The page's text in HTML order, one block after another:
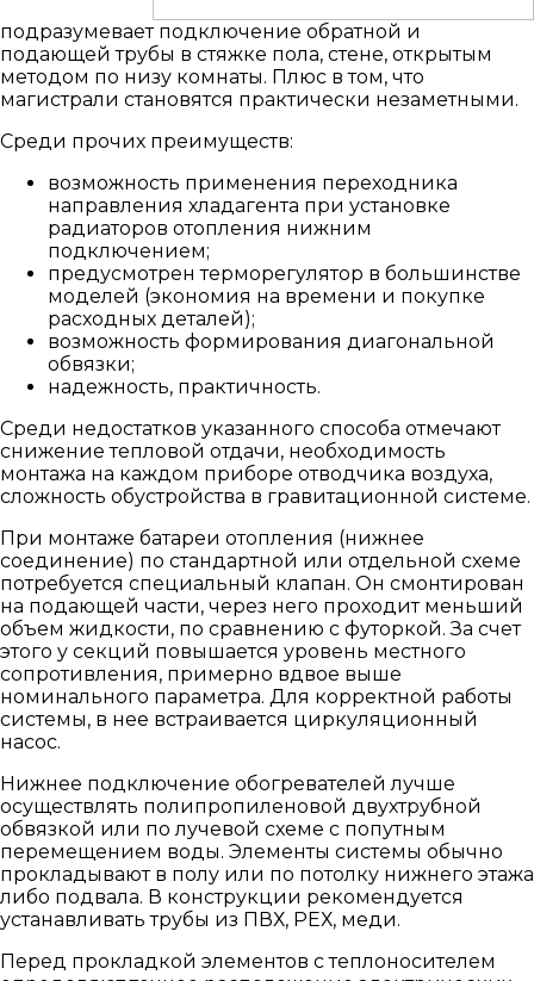
подразумевает подключение обратной и
подающей трубы в стяжке пола, стене, открытым
методом по низу комнаты. Плюс в том, что
магистрали становятся практически незаметными.
Среди прочих преимуществ:
возможность применения переходника
направления хладагента при установке
радиаторов отопления нижним
подключением;
предусмотрен терморегулятор в большинстве
моделей (экономия на времени и покупке
расходных деталей);
возможность формирования диагональной
обвязки;
надежность, практичность.
Среди недостатков указанного способа отмечают
снижение тепловой отдачи, необходимость
монтажа на каждом приборе отводчика воздуха,
сложность обустройства в гравитационной системе.
При монтаже батареи отопления (нижнее
соединение) по стандартной или отдельной схеме
потребуется специальный клапан. Он смонтирован
на подающей части, через него проходит меньший
объем жидкости, по сравнению с футоркой. За счет
этого у секций повышается уровень местного
сопротивления, примерно вдвое выше
номинального параметра. Для корректной работы
системы, в нее встраивается циркуляционный
насос.
Нижнее подключение обогревателей лучше
осуществлять полипропиленовой двухтрубной
обвязкой или по лучевой схеме с попутным
перемещением воды. Элементы системы обычно
прокладывают в полу или по потолку нижнего этажа
либо подвала. В конструкции рекомендуется
устанавливать трубы из ПВХ, РЕХ, меди.
Перед прокладкой элементов с теплоносителем